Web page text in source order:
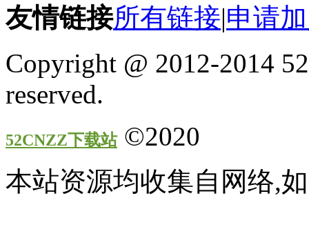
友情链接所有链接|申请
Copyright @ 2012-2014
reserved.
52CNZZ下载站©2020
本站资源均收集自网络,